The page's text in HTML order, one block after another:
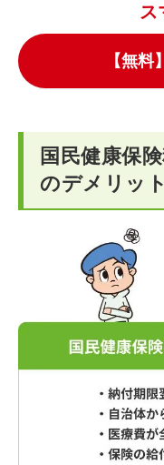
ス
【無
国民健康保
のデメリット